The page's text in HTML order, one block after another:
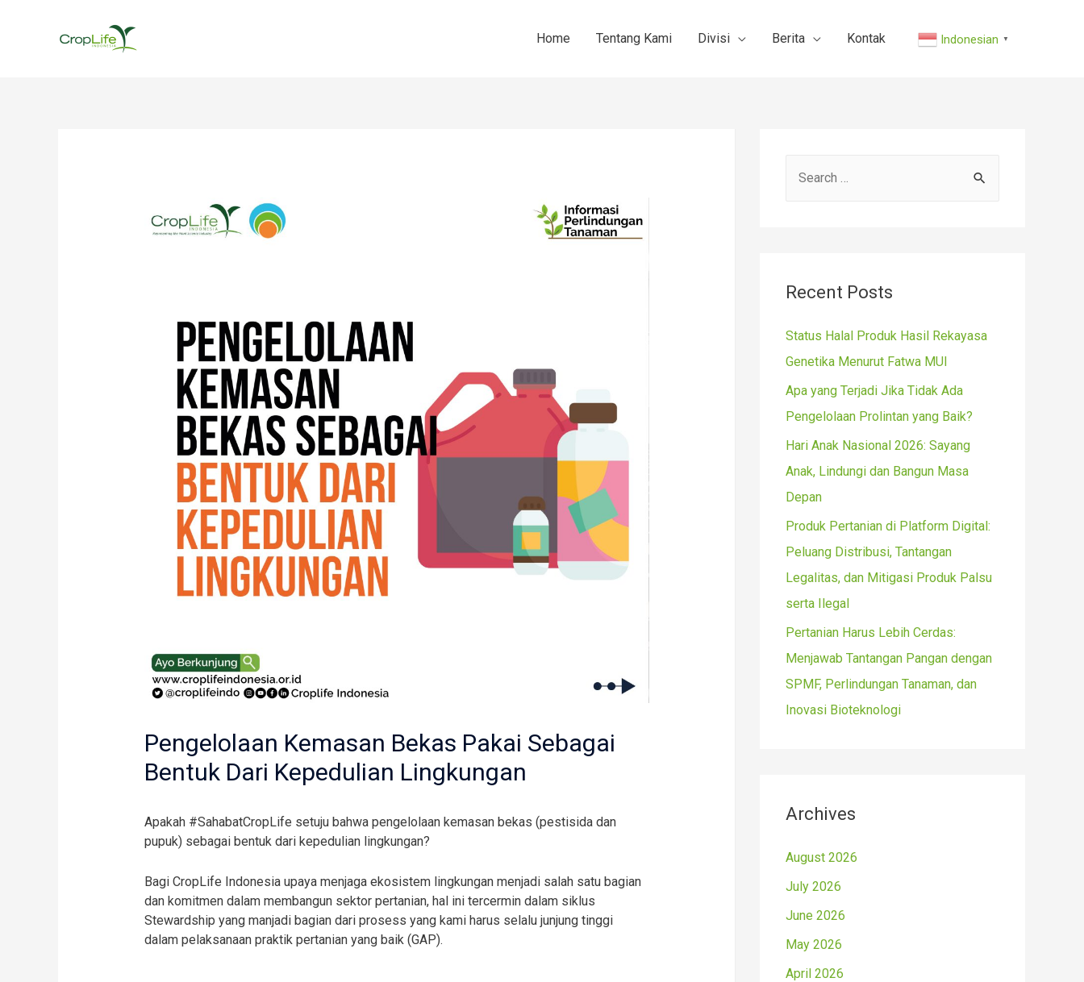
Home Tentang Kami Divisi Berita Kontak Indonesian ▼
Pengelolaan Kemasan Bekas Pakai Sebagai
Bentuk Dari Kepedulian Lingkungan
Apakah #SahabatCropLife setuju bahwa pengelolaan kemasan bekas (pestisida dan
pupuk) sebagai bentuk dari kepedulian lingkungan?
Bagi CropLife Indonesia upaya menjaga ekosistem lingkungan menjadi salah satu bagian
dan komitmen dalam membangun sektor pertanian, hal ini tercermin dalam siklus
Stewardship yang manjadi bagian dari prosess yang kami harus selalu junjung tinggi
dalam pelaksanaan praktik pertanian yang baik (GAP).
h
:
Recent Posts
Status Halal Produk Hasil Rekayasa
Genetika Menurut Fatwa MUI
Apa yang Terjadi Jika Tidak Ada
Pengelolaan Prolintan yang Baik?
Hari Anak Nasional 2026: Sayang
Anak, Lindungi dan Bangun Masa
Depan
Produk Pertanian di Platform Digital:
Peluang Distribusi, Tantangan
Legalitas, dan Mitigasi Produk Palsu
serta Ilegal
Pertanian Harus Lebih Cerdas:
Menjawab Tantangan Pangan dengan
SPMF, Perlindungan Tanaman, dan
Inovasi Bioteknologi
Archives
August 2026
July 2026
June 2026
May 2026
April 2026